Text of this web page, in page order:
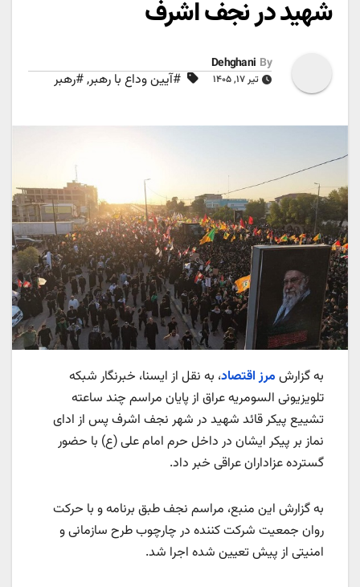
شهید در نجف اشرف
By
Dehghani
تیر ۱۷, ۱۴۰۵ #آیین وداع با رهبر,#رهبر
به گزارش مرز اقتصاد، به نقل از ایسنا، خبرنگار شبکه
تلویزیونی السومریه عراق از پایان مراسم چند ساعته
تشییع پیکر قائد شهید در شهر نجف اشرف پس از ادای
نماز بر پیکر ایشان در داخل حرم امام علی (ع) با حضور
گسترده عزاداران عراقی خبر داد.
به گزارش این منبع، مراسم نجف طبق برنامه و با حرکت
روان جمعیت شرکت کننده در چارچوب طرح سازمانی و
امنیتی از پیش تعیین شده اجرا شد.